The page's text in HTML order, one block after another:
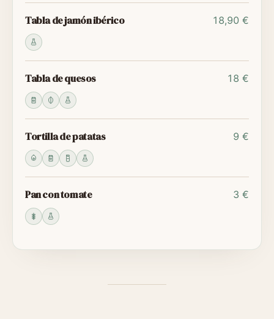
Tabla de jamón ibérico 18,90 €
Tabla de quesos 18 €
Tortilla de patatas 9 €
Pan con tomate 3 €